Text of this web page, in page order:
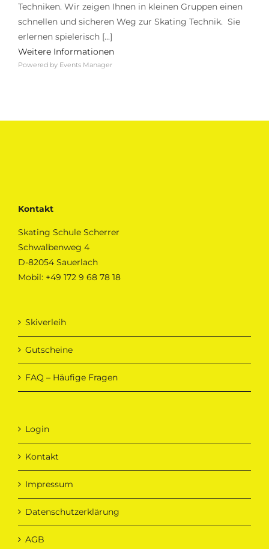
Techniken. Wir zeigen Ihnen in kleinen Gruppen einen
schnellen und sicheren Weg zur Skating Technik. Sie
erlernen spielerisch [...]
Weitere Informationen
Powered by Events Manager
Kontakt
Skating Schule Scherrer
Schwalbenweg 4
D-82054 Sauerlach
Mobil: +49 172 9 68 78 18
Skiverleih
Gutscheine
FAQ – Häufige Fragen
Login
Kontakt
Impressum
Datenschutzerklärung
AGB